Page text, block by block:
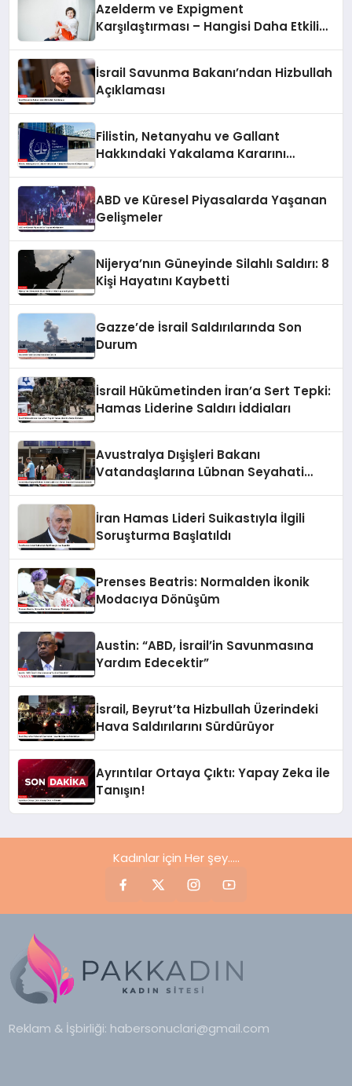
Azelderm ve Expigment
Karşılaştırması – Hangisi Daha Etkili
İsrail Savunma Bakanı’ndan Hizbullah
Açıklaması
Filistin, Netanyahu ve Gallant
Hakkındaki Yakalama Kararını
ABD ve Küresel Piyasalarda Yaşanan
Gelişmeler
Nijerya’nın Güneyinde Silahlı Saldırı: 8
Kişi Hayatını Kaybetti
Gazze’de İsrail Saldırılarında Son
Durum
İsrail Hükümetinden İran’a Sert Tepki:
Hamas Liderine Saldırı İddiaları
Avustralya Dışişleri Bakanı
Vatandaşlarına Lübnan Seyahati
İran Hamas Lideri Suikastıyla İlgili
Soruşturma Başlatıldı
Prenses Beatris: Normalden İkonik
Modacıya Dönüşüm
Austin: “ABD, İsrail’in Savunmasına
Yardım Edecektir”
İsrail, Beyrut’ta Hizbullah Üzerindeki
Hava Saldırılarını Sürdürüyor
Ayrıntılar Ortaya Çıktı: Yapay Zeka ile
Tanışın!
Kadınlar için Her şey.....
Reklam & İşbirliği: habersonuclari@gmail.com